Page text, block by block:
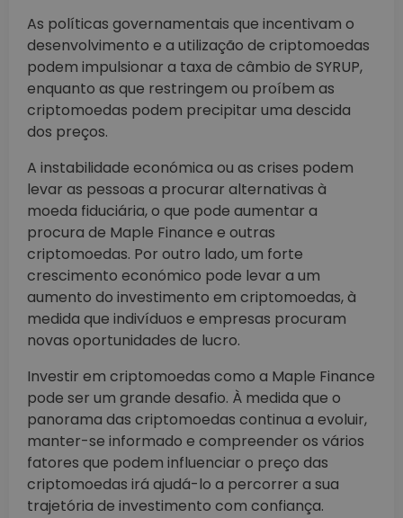
As políticas governamentais que incentivam o
desenvolvimento e a utilização de criptomoedas
podem impulsionar a taxa de câmbio de SYRUP,
enquanto as que restringem ou proíbem as
criptomoedas podem precipitar uma descida
dos preços.
A instabilidade económica ou as crises podem
levar as pessoas a procurar alternativas à
moeda fiduciária, o que pode aumentar a
procura de Maple Finance e outras
criptomoedas. Por outro lado, um forte
crescimento económico pode levar a um
aumento do investimento em criptomoedas, à
medida que indivíduos e empresas procuram
novas oportunidades de lucro.
Investir em criptomoedas como a Maple Finance
pode ser um grande desafio. À medida que o
panorama das criptomoedas continua a evoluir,
manter-se informado e compreender os vários
fatores que podem influenciar o preço das
criptomoedas irá ajudá-lo a percorrer a sua
trajetória de investimento com confiança.